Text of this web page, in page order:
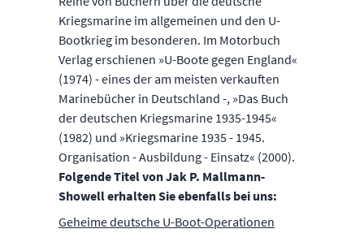
Kriegsmarine im allgemeinen und den U-
Bootkrieg im besonderen. Im Motorbuch
Verlag erschienen »U-Boote gegen England«
(1974) - eines der am meisten verkauften
Marinebücher in Deutschland -, »Das Buch
der deutschen Kriegsmarine 1935-1945«
(1982) und »Kriegsmarine 1935 - 1945.
Organisation - Ausbildung - Einsatz« (2000).
Folgende Titel von Jak P. Mallmann-
Showell erhalten Sie ebenfalls bei uns:
Geheime deutsche U-Boot-Operationen